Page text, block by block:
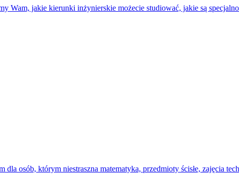
Wam, jakie kierunki inżynierskie możecie studiować, jakie są
osób, którym niestraszna matematyka, przedmioty ścisłe, zajęcia